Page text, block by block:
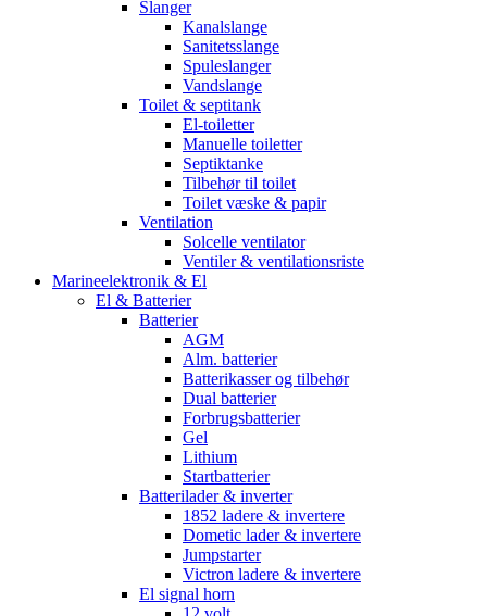
Slanger
Kanalslange
Sanitetsslange
Spuleslanger
Vandslange
Toilet & septitank
El-toiletter
Manuelle toiletter
Septiktanke
Tilbehør til toilet
Toilet væske & papir
Ventilation
Solcelle ventilator
Ventiler & ventilationsriste
Marineelektronik & El
El & Batterier
Batterier
AGM
Alm. batterier
Batterikasser og tilbehør
Dual batterier
Forbrugsbatterier
Gel
Lithium
Startbatterier
Batterilader & inverter
1852 ladere & invertere
Dometic lader & invertere
Jumpstarter
Victron ladere & invertere
El signal horn